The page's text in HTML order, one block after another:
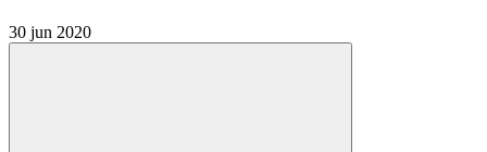
30 jun 2020